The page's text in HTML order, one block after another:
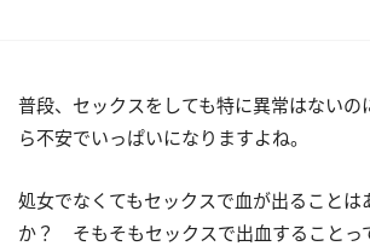
普段、セックスをしても特に異常はないの
ら不安でいっぱいになりますよね。
処女でなくてもセックスで血が出ることは
か？ そもそもセックスで出血することっ